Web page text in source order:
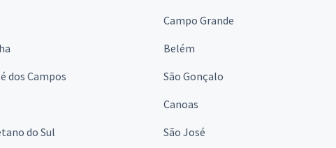
Campo Grande
Belém
dos Campos São Gonçalo
Canoas
do Sul São José